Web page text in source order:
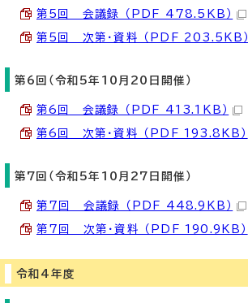
第5回 会議録 （PDF 478.5KB）
第5回 次第・資料 （PDF 203.5KB）
第6回（令和5年10月20日開催）
第6回 会議録 （PDF 413.1KB）
第6回 次第・資料 （PDF 193.8KB）
第7回（令和5年10月27日開催）
第7回 会議録 （PDF 448.9KB）
第7回 次第・資料 （PDF 190.9KB）
令和4年度